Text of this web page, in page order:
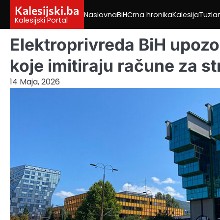
content
Kalesijski.ba
Kalesijski Portal
NaslovnaBiHCrna hronikaKalesija
Elektroprivreda BiH
koje imitiraju račune za
14 Maja, 2026